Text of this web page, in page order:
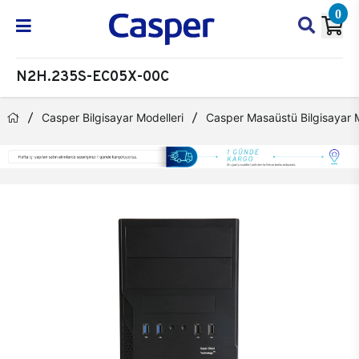
0
N2H.235S-EC05X-00C
Casper Bilgisayar Modelleri Casper Masaüstü Bilgisayar